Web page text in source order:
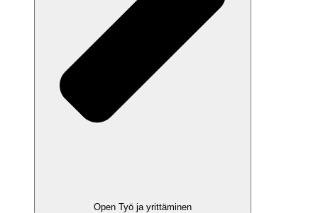
Open Työ ja yrittäminen